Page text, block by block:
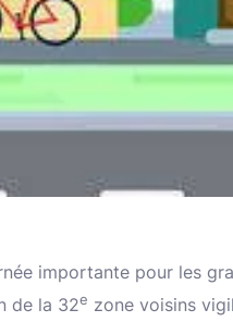
importante pour les
de la 32e zone voisins